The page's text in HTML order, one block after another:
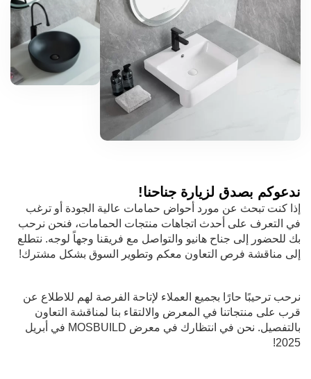
ندعوكم بصدق لزيارة جناحنا!
إذا كنت تبحث عن مورد أحواض حمامات عالية الجودة أو ترغب
في التعرف على أحدث اتجاهات منتجات الحمامات، فنحن نرحب
بك للحضور إلى جناح هانيو والتواصل مع فريقنا وجهاً لوجه. نتطلع
إلى مناقشة فرص التعاون معكم وتطوير السوق بشكل مشترك!
نرحب ترحيبًا حارًا بجميع العملاء لإتاحة الفرصة لهم للاطلاع عن
قرب على منتجاتنا في المعرض والالتقاء بنا لمناقشة التعاون
بالتفصيل. نحن في انتظارك في معرض MOSBUILD في أبريل
2025!